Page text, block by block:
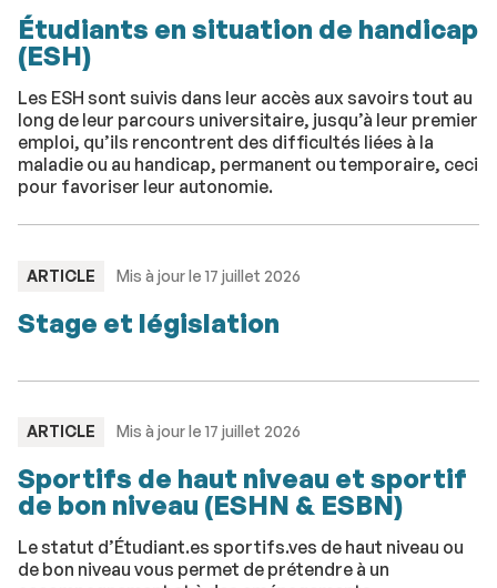
Étudiants en situation de handicap
(ESH)
Les ESH sont suivis dans leur accès aux savoirs tout au
long de leur parcours universitaire, jusqu’à leur premier
emploi, qu’ils rencontrent des difficultés liées à la
maladie ou au handicap, permanent ou temporaire, ceci
pour favoriser leur autonomie.
TYPE
ARTICLE Mis à jour le 17 juillet 2026
Stage et législation
TYPE
ARTICLE Mis à jour le 17 juillet 2026
Sportifs de haut niveau et sportif
de bon niveau (ESHN & ESBN)
Le statut d’Étudiant.es sportifs.ves de haut niveau ou
de bon niveau vous permet de prétendre à un